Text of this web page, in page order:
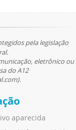
pela legislação
eletrônico ou
do A12
aparecida